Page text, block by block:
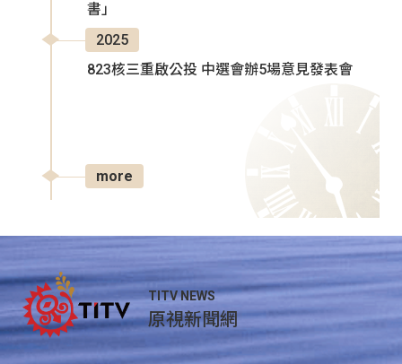
書」
2025
823核三重啟公投 中選會辦5場意見發表會
more
TITV NEWS
原視新聞網